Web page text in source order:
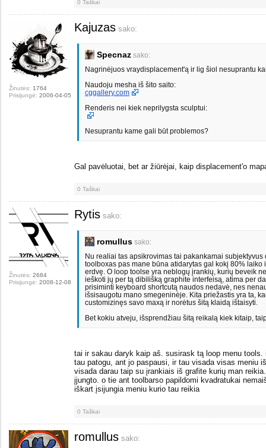
0 Taškai
Žinutės: 1764
Prisijungė: 2006-04-05
Kajuzas sako:
Specnaz sako:
Nagrinėjuos vraydisplacement'ą ir lig šiol nesuprantu
Naudoju mesha iš šito saito:
cggallery.com
Renderis nei kiek neprilygsta sculptui:
Nesuprantu kame gali būt problemos?
Gal pavėluotai, bet ar žiūrėjai, kaip displacement'o
0 Taškai
Žinutės: 2684
Prisijungė: 2008-12-08
Rytis sako:
romullus sako:
Nu realiai tas apsikrovimas tai pakankamai
toolboxas pas mane būna atidarytas gal kokį 80%
erdvę. O loop toolse yra neblogų įrankių, kurių beveik
ieškoti jų per tą dibilišką graphite interfeisą, atima per
prisiminti keyboard shortcutą naudos nedavė, nes
išsisaugotu mano smegeninėje. Kita priežastis yra ta,
customizinęs savo maxą ir norėtus šitą klaidą ištaisyti.
Bet kokiu atveju, išsprendžiau šitą reikalą kiek kitaip,
tai ir sakau daryk kaip aš. susirask tą loop menu
tau patogu, ant jo paspausi, ir tau visada visas meniu
visada darau taip su įrankiais iš grafite kurių man
įjungto. o tie ant toolbarso papildomi kvadratukai
iškart įsijungia meniu kurio tau reikia
0 Taškai
romullus sako: